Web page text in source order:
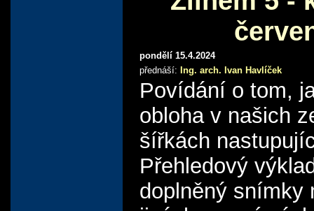
pondělí 15.4.2024
přednáší: Ing. arch. Ivan Havlíček
Povídání o tom,
obloha v našich
šířkách
Přehledový
doplněný snímky